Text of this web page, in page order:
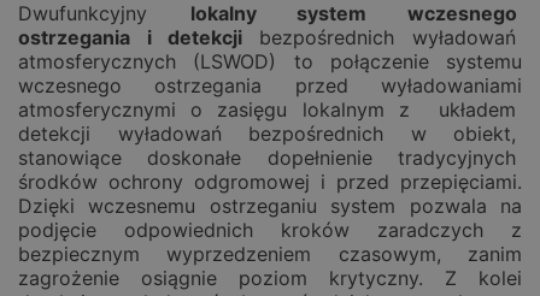
Dwufunkcyjny lokalny system wczesnego
ostrzegania i detekcji bezpośrednich wyładowań
atmosferycznych (LSWOD) to połączenie systemu
wczesnego ostrzegania przed wyładowaniami
atmosferycznymi o zasięgu lokalnym z układem
detekcji wyładowań bezpośrednich w obiekt,
stanowiące doskonałe dopełnienie tradycyjnych
środków ochrony odgromowej i przed przepięciami.
Dzięki wczesnemu ostrzeganiu system pozwala na
podjęcie odpowiednich kroków zaradczych z
bezpiecznym wyprzedzeniem czasowym, zanim
zagrożenie osiągnie poziom krytyczny. Z kolei